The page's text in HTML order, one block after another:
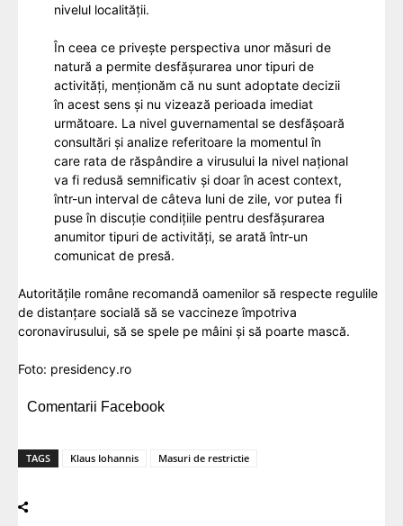
nivelul localității.
În ceea ce privește perspectiva unor măsuri de
natură a permite desfășurarea unor tipuri de
activități, menționăm că nu sunt adoptate decizii
în acest sens și nu vizează perioada imediat
următoare. La nivel guvernamental se desfășoară
consultări și analize referitoare la momentul în
care rata de răspândire a virusului la nivel național
va fi redusă semnificativ și doar în acest context,
într-un interval de câteva luni de zile, vor putea fi
puse în discuție condițiile pentru desfășurarea
anumitor tipuri de activități, se arată într-un
comunicat de presă.
Autoritățile române recomandă oamenilor să respecte regulile
de distanțare socială să se vaccineze împotriva
coronavirusului, să se spele pe mâini și să poarte mască.
Foto: presidency.ro
Comentarii Facebook
TAGS Klaus Iohannis Masuri de restrictie